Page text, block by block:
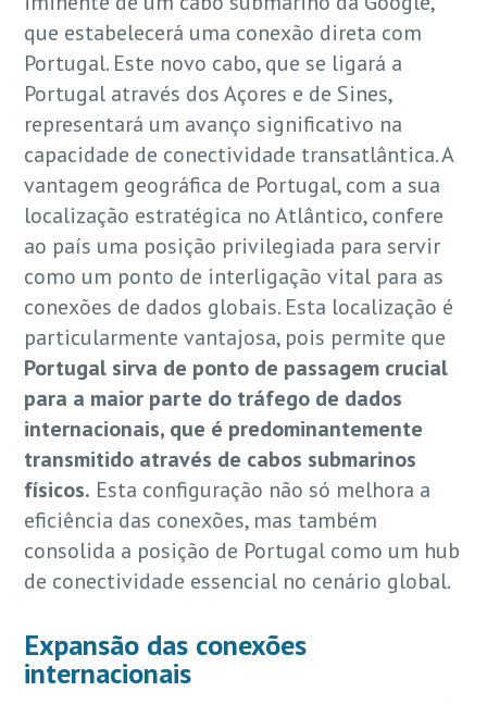
que estabelecerá uma conexão direta com
Portugal. Este novo cabo, que se ligará a
Portugal através dos Açores e de Sines,
representará um avanço significativo na
capacidade de conectividade transatlântica. A
vantagem geográfica de Portugal, com a sua
localização estratégica no Atlântico, confere
ao país uma posição privilegiada para servir
como um ponto de interligação vital para as
conexões de dados globais. Esta localização é
particularmente vantajosa, pois permite que
Portugal sirva de ponto de passagem crucial
para a maior parte do tráfego de dados
internacionais, que é predominantemente
transmitido através de cabos submarinos
físicos. Esta configuração não só melhora a
eficiência das conexões, mas também
consolida a posição de Portugal como um hub
de conectividade essencial no cenário global.
Expansão das conexões
internacionais